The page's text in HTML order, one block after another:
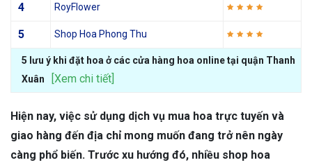
4 RoyFlower
5 Shop Hoa Phong Thu
5 lưu ý khi đặt hoa ở các cửa hàng hoa online tại quận Thanh
Xuân
[Xem chi tiết]
Hiện nay, việc sử dụng dịch vụ mua hoa trực tuyến và
giao hàng đến địa chỉ mong muốn đang trở nên ngày
càng phổ biến. Trước xu hướng đó, nhiều shop hoa